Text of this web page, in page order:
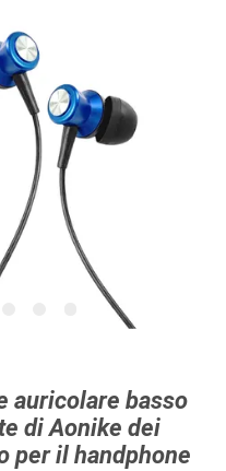
auricolare basso
di Aonike dei
per il handphone